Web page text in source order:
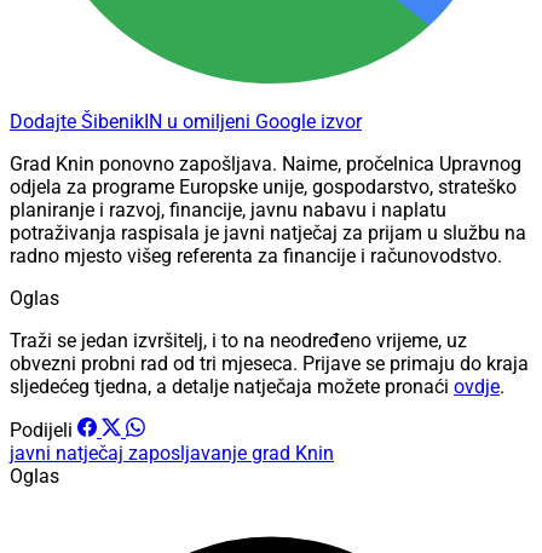
Dodajte ŠibenikIN u omiljeni Google izvor
Grad Knin ponovno zapošljava. Naime, pročelnica Upravnog
odjela za programe Europske unije, gospodarstvo, strateško
planiranje i razvoj, financije, javnu nabavu i naplatu
potraživanja raspisala je javni natječaj za prijam u službu na
radno mjesto višeg referenta za financije i računovodstvo.
Oglas
Traži se jedan izvršitelj, i to na neodređeno vrijeme, uz
obvezni probni rad od tri mjeseca. Prijave se primaju do kraja
sljedećeg tjedna, a detalje natječaja možete pronaći ovdje.
Podijeli
javni natječaj zaposljavanje grad Knin
Oglas